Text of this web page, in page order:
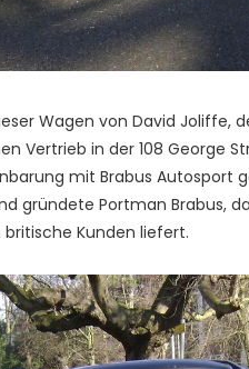
Wagen von David
Vertrieb in der 108 George
mit Brabus Autosport
gründete Portman Brabus,
Kunden liefert.